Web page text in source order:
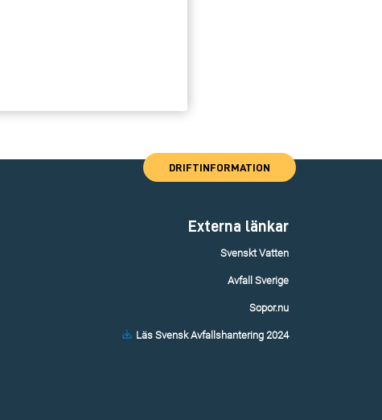
DRIFTINFORMATION
Externa länkar
Svenskt Vatten
Avfall Sverige
Sopor.nu
Läs Svensk Avfallshantering 2024